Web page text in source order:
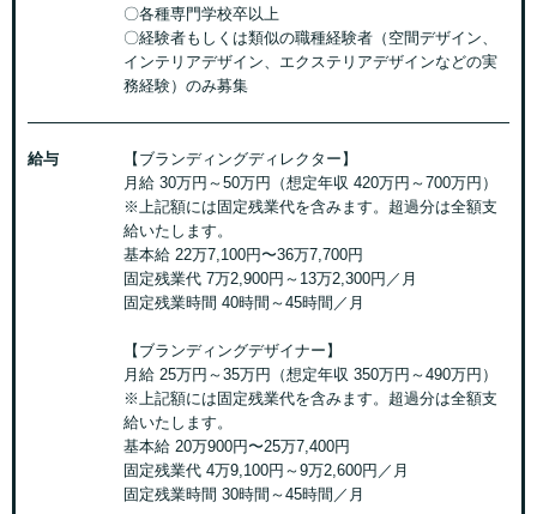
〇各種専門学校卒以上
〇経験者もしくは類似の職種経験者（空間デザイン、
インテリアデザイン、エクステリアデザインなどの実
務経験）のみ募集
給与
【ブランディングディレクター】
月給 30万円～50万円（想定年収 420万円～700万円）
※上記額には固定残業代を含みます。超過分は全額支
給いたします。
基本給 22万7,100円〜36万7,700円
固定残業代 7万2,900円～13万2,300円／月
固定残業時間 40時間～45時間／月
【ブランディングデザイナー】
月給 25万円～35万円（想定年収 350万円～490万円）
※上記額には固定残業代を含みます。超過分は全額支
給いたします。
基本給 20万900円〜25万7,400円
固定残業代 4万9,100円～9万2,600円／月
固定残業時間 30時間～45時間／月